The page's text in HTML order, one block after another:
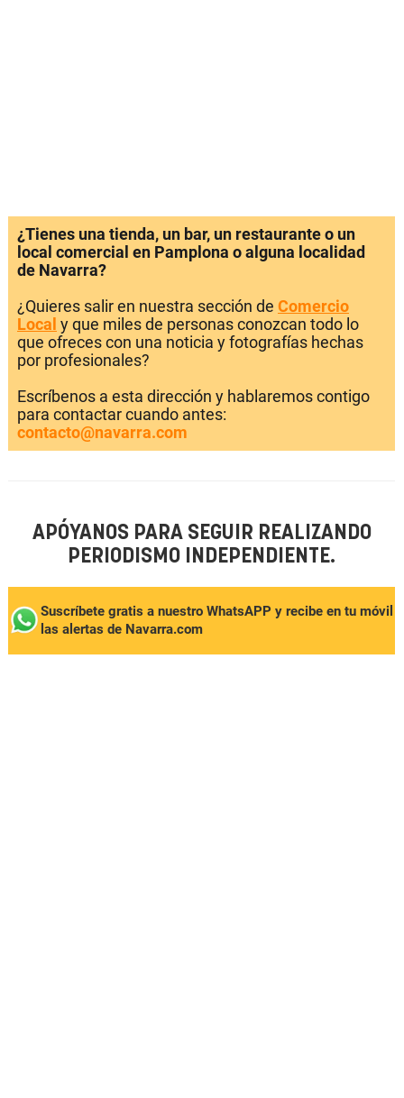
¿Tienes una tienda, un bar, un restaurante o un
local comercial en Pamplona o alguna localidad
de Navarra?
¿Quieres salir en nuestra sección de Comercio
Local y que miles de personas conozcan todo lo
que ofreces con una noticia y fotografías hechas
por profesionales?
Escríbenos a esta dirección y hablaremos contigo
para contactar cuando antes:
contacto@navarra.com
APÓYANOS PARA SEGUIR REALIZANDO
PERIODISMO INDEPENDIENTE.
Suscríbete gratis a nuestro WhatsAPP y recibe en tu móvil
las alertas de Navarra.com